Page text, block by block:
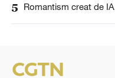
5 Romantism creat de IA